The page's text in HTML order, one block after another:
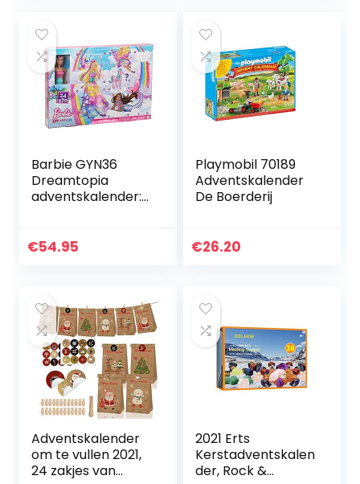
Barbie GYN36
Dreamtopia
adventskalender:
accessoires en 10
€54.95
Playmobil 70189
Adventskalender
De Boerderij
€26.20
Adventskalender
om te vullen 2021,
24 zakjes van
2021 Erts
Kerstadventskalen
der, Rock &